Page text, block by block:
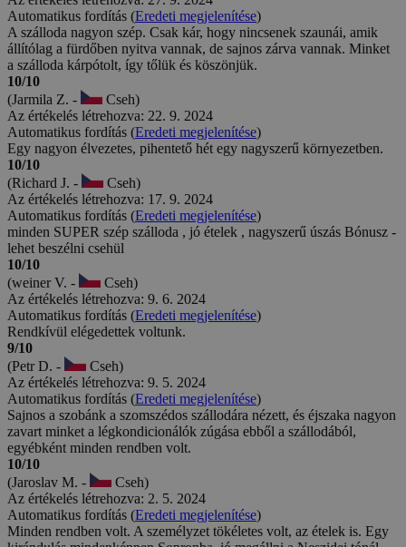
(Károly P. -
Magyarország)
Az értékelés létrehozva: 13. 9. 2025
Üdvözletem. A személyzet udvarias, a szállás jó helyen van,
átjárással a fürdőbe, ez remek, de az utcai automata bejárati ajtó
rácsukódik a mozgássérült tolokocsival közlekedőre, hosszabb időre
kellene beállítani az időzítőt, a személyzet rendes volt ezután, látta
hogy ,ha jövünk vagy megyünk akkor nyitva tartotta az ajtókat,
köszönjük. A vacsorára át kell ballagni egy zárt emelkedőn majd
lejtőn keresztüli átjárón a szomszédos szállóda éttermébe, ez egy
mozgássérültnek nem a legideálisabb séta, de ezután inkább az utcán
átsétáltunk a másik szállodába, az így jobb volt. A reggelinél, amikor
egyszerre sokan mentünk akkor várni kellett a svédasztalos
kiszolgálásos ételekre ??, de nem haltunk éhen.... az ételek nekünk
megfeleltek. Az ágy nekünk túl "pihe-puha és túl süppedős" volt,
lehet hozzá vagyunk szokva a pár centis matrachoz a keményebb
ágyon. Üdv. egy nyugdíjas pár.
10/10
(Ivana S. -
Cseh)
Az értékelés létrehozva: 10. 9. 2025
Automatikus fordítás ( Eredeti megjelenítése
Tetszett a tartózkodás, mindent megkaptunk, ami a kuponban
szerepelt.
6/10
(Jitka Š. -
Cseh)
Az értékelés létrehozva: 28. 5. 2025
Automatikus fordítás (Eredeti megjelenítése)
Igen, minden rendben volt. A vacsora a Park Innben tökéletes volt, a
választék igazán bőséges. A Welcome Medben a reggelik
gyengébbek voltak. De összességében nagyon jó.
10/10
(Zdenka S. -
Cseh)
Az értékelés létrehozva: 12. 12. 2024